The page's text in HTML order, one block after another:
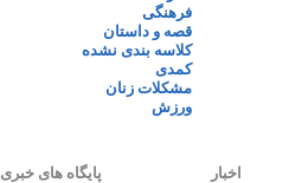
فرهنگی
قصه و داستان
کلاسه بندی نشده
کمدی
مشکلات زنان
ورزش
اخبار پایگاه های خبری